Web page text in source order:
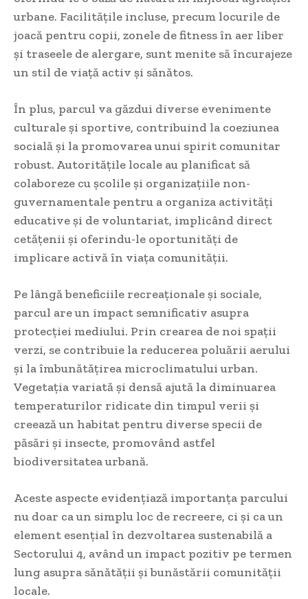
urbane. Facilitățile incluse, precum locurile de
joacă pentru copii, zonele de fitness în aer liber
și traseele de alergare, sunt menite să încurajeze
un stil de viață activ și sănătos.
În plus, parcul va găzdui diverse evenimente
culturale și sportive, contribuind la coeziunea
socială și la promovarea unui spirit comunitar
robust. Autoritățile locale au planificat să
colaboreze cu școlile și organizațiile non-
guvernamentale pentru a organiza activități
educative și de voluntariat, implicând direct
cetățenii și oferindu-le oportunități de
implicare activă în viața comunității.
Pe lângă beneficiile recreaționale și sociale,
parcul are un impact semnificativ asupra
protecției mediului. Prin crearea de noi spații
verzi, se contribuie la reducerea poluării aerului
și la îmbunătățirea microclimatului urban.
Vegetația variată și densă ajută la diminuarea
temperaturilor ridicate din timpul verii și
creează un habitat pentru diverse specii de
păsări și insecte, promovând astfel
biodiversitatea urbană.
Aceste aspecte evidențiază importanța parcului
nu doar ca un simplu loc de recreere, ci și ca un
element esențial în dezvoltarea sustenabilă a
Sectorului 4, având un impact pozitiv pe termen
lung asupra sănătății și bunăstării comunității
locale.